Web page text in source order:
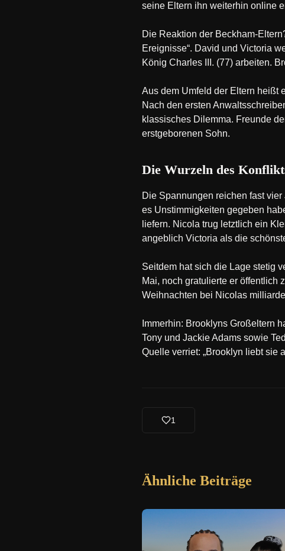
seine Eltern ihn weiterhin online
Die Reaktion der Beckham-
Ereignisse“. David und Victoria
König Charles III. (77) arbeiten.
Aus dem Umfeld der Eltern heißt
Nach den ersten
klassisches Dilemma. Freunde
erstgeborenen Sohn.
Die Wurzeln des
Die Spannungen reichen fast
es Unstimmigkeiten gegeben
liefern. Nicola trug letztlich ein
angeblich Victoria als die
Seitdem hat sich die Lage stetig
Mai, noch gratulierte er öffentlich
Weihnachten bei Nicolas
Immerhin: Brooklyns Großeltern
Tony und Jackie Adams sowie
Quelle verriet: „Brooklyn liebt sie
1
Ähnliche Beiträge